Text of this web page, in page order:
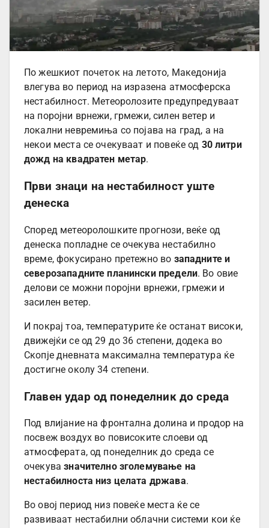
По жешкиот почеток на летото, Македонија
влегува во период на изразена атмосферска
нестабилност. Метеоролозите предупредуваат
на поројни врнежи, грмежи, силен ветер и
локални невремиња со појава на град, а на
некои места се очекуваат и повеќе од 30 литри
дожд на квадратен метар.
Први знаци на нестабилност уште
денеска
Според метеоролошките прогнози, веќе од
денеска попладне се очекува нестабилно
време, фокусирано претежно во западните и
северозападните планински предели. Во овие
делови се можни поројни врнежи, грмежи и
засилен ветер.
И покрај тоа, температурите ќе останат високи,
движејќи се од 29 до 36 степени, додека во
Скопје дневната максимална температура ќе
достигне околу 34 степени.
Главен удар од понеделник до среда
Под влијание на фронтална долина и продор на
посвеж воздух во повисоките слоеви од
атмосферата, од понеделник до среда се
очекувазначително зголемување на
нестабилноста низ целата држава.
Во овој период низ повеќе места ќе се
развиваат нестабилни облачни системи кои ќе